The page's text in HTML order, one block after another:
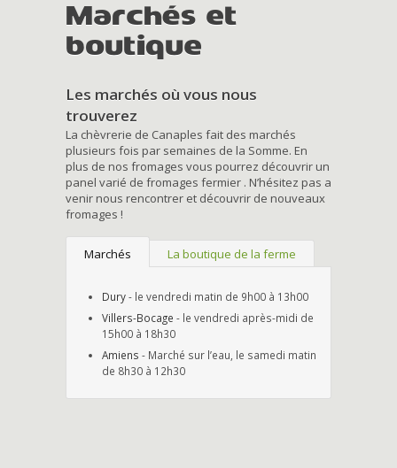
Marchés et
boutique
Les marchés où vous nous
trouverez
La chèvrerie de Canaples fait des marchés
plusieurs fois par semaines de la Somme. En
plus de nos fromages vous pourrez découvrir un
panel varié de fromages fermier . N’hésitez pas a
venir nous rencontrer et découvrir de nouveaux
fromages !
Marchés La boutique de la ferme
Dury- le vendredi matin de 9h00 à 13h00
Villers-Bocage - le vendredi après-midi de
15h00 à 18h30
Amiens - Marché sur l’eau, le samedi matin
de 8h30 à 12h30